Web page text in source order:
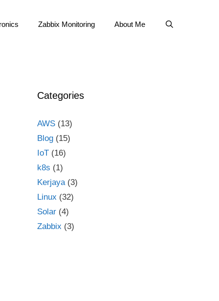
Zabbix Monitoring About Me
Categories
AWS (13)
Blog (15)
IoT (16)
k8s (1)
Kerjaya(3)
Linux (32)
Solar (4)
Zabbix (3)